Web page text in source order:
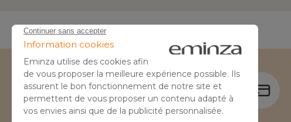
Besoin d'aide ?
04 50 65 10 12